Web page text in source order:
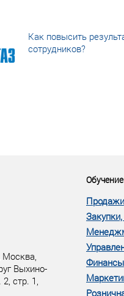
Как повысить
сотрудников?
Москва,
Выхино-
стр. 1,
Финансы